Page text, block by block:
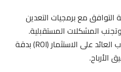
مع برمجيات التعدين
المشكلات المستقبلية.
وأخيراً، أكدنا على ضرورة حساب العائد على الاستثمار (ROI) بدقة
الأرباح.